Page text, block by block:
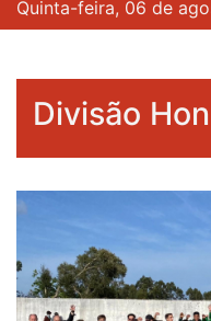
Quinta-feira, 06 de
Divisão